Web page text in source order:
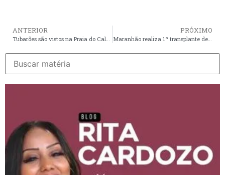
ANTERIOR
Tubarões são vistos na Praia do Calhau e banhistas são alertados
PRÓXIMO
Maranhão realiza 1º transplante de coração pelo SUS